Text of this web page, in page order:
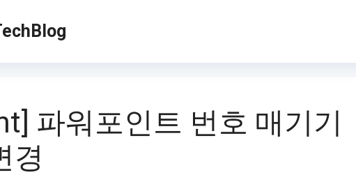
파워포인트 번호 매기기
경